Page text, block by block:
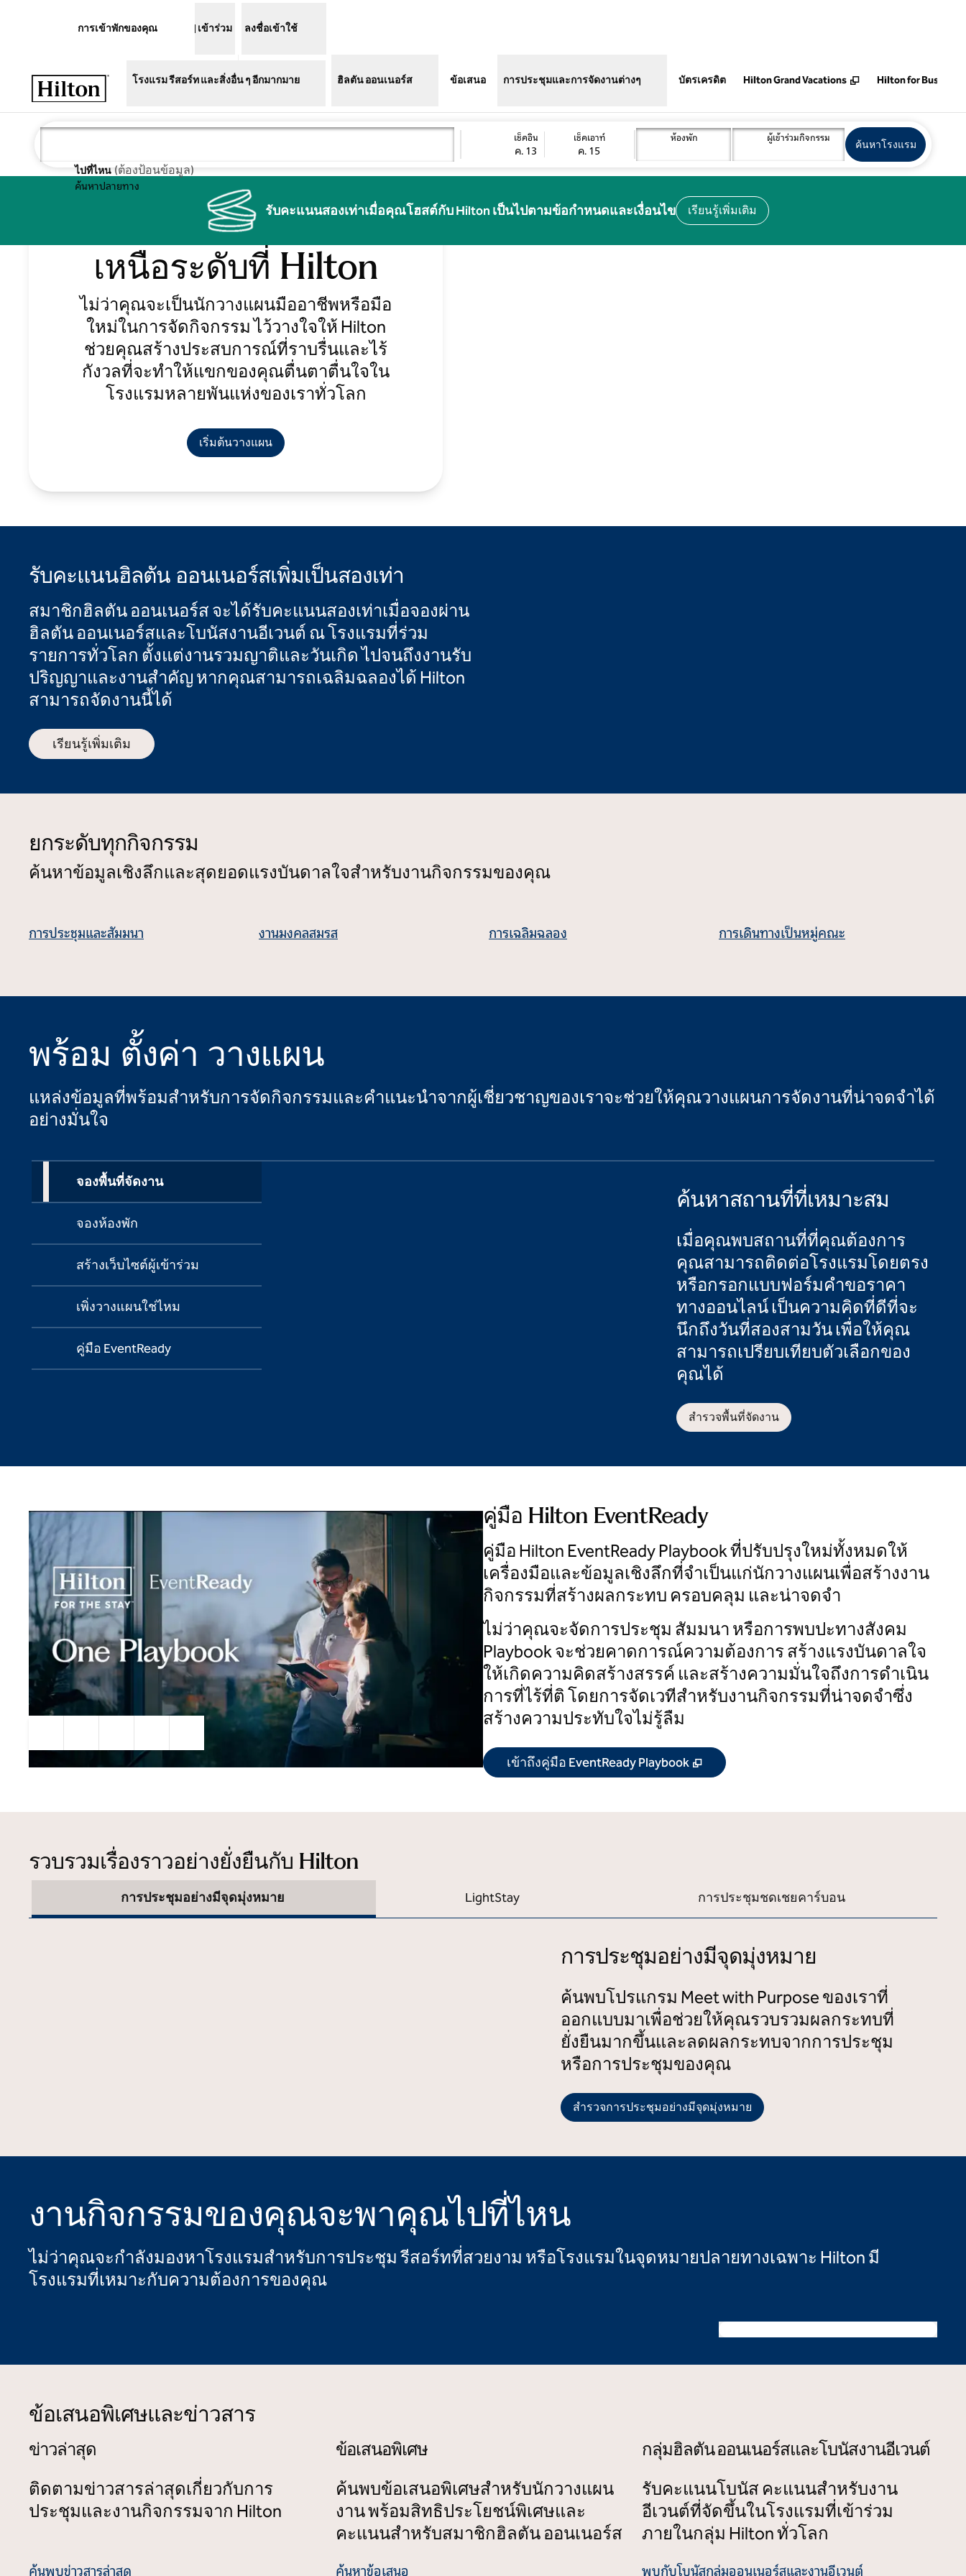
เปิดเมนูการเข้าพักของคุณ เข้าร่วม ลงชื่อเข้าใช้
โรงแรม รีสอร์ท และสิ่งอื่น ๆ อีกมากมาย ฮิลตัน ออนเนอร์ส ข้อเสนอ การประชุมและการจัดงานต่างๆ บัตรเครดิต Hilton Grand Vacations
Hilton for Business
ไปที่ไหน (ต้องป้อนข้อมูล)
ค้นหาปลายทาง
เช็คอิน
ค. 13
เช็คเอาท์
ค. 15
ห้องพัก ผู้เข้าร่วมกิจกรรม
ค้นหาโรงแรม เปิดแท็บใ
ค้นหาโรงแรม
รับคะแนนสองเท่าเมื่อคุณโฮสต์กับ Hilton เป็นไปตามข้อกำหนดและเงื่อนไข เรียนรู้เพิ่มเติม
Arizona Biltmore, LXR Hotels & Resorts
ประสบการณ์อีเวนต์ที่
เหนือระดับที่ Hilton
ไม่ว่าคุณจะเป็นนักวางแผนมืออาชีพหรือมือ
ใหม่ในการจัดกิจกรรม ไว้วางใจให้ Hilton
ช่วยคุณสร้างประสบการณ์ที่ราบรื่นและไร้
กังวลที่จะทําให้แขกของคุณตื่นตาตื่นใจใน
โรงแรมหลายพันแห่งของเราทั่วโลก
เริ่มต้นวางแผน
รับคะแนนฮิลตัน ออนเนอร์สเพิ่มเป็นสองเท่า
สมาชิกฮิลตัน ออนเนอร์ส จะได้รับคะแนนสองเท่าเมื่อจองผ่าน
ฮิลตัน ออนเนอร์สและโบนัสงานอีเวนต์ ณ โรงแรมที่ร่วม
รายการทั่วโลก ตั้งแต่งานรวมญาติและวันเกิด ไปจนถึงงานรับ
ปริญญาและงานสําคัญ หากคุณสามารถเฉลิมฉลองได้ Hilton
สามารถจัดงานนี้ได้
เรียนรู้เพิ่มเติม
ยกระดับทุกกิจกรรม
ค้นหาข้อมูลเชิงลึกและสุดยอดแรงบันดาลใจสําหรับงานกิจกรรมของคุณ
การประชุมและสัมมนา งานมงคลสมรส การเฉลิมฉลอง การเดินทางเป็นหมู่คณะ
พร้อม ตั้งค่า วางแผน
แหล่งข้อมูลที่พร้อมสําหรับการจัดกิจกรรมและคําแนะนําจากผู้เชี่ยวชาญของเราจะช่วยให้คุณวางแผนการจัดงานที่น่าจดจําได้
อย่างมั่นใจ
จองพื้นที่จัดงาน
จองห้องพัก
สร้างเว็บไซต์ผู้เข้าร่วม
เพิ่งวางแผนใช่ไหม
คู่มือ EventReady
ค้นหาสถานที่ที่เหมาะสม
เมื่อคุณพบสถานที่ที่คุณต้องการ
คุณสามารถติดต่อโรงแรมโดยตรง
หรือกรอกแบบฟอร์มคําขอราคา
ทางออนไลน์ เป็นความคิดที่ดีที่จะ
นึกถึงวันที่สองสามวัน เพื่อให้คุณ
สามารถเปรียบเทียบตัวเลือกของ
คุณได้
สํารวจพื้นที่จัดงาน
คู่มือ Hilton EventReady
คู่มือ Hilton EventReady Playbook ที่ปรับปรุงใหม่ทั้งหมดให้
เครื่องมือและข้อมูลเชิงลึกที่จําเป็นแก่นักวางแผนเพื่อสร้างงาน
กิจกรรมที่สร้างผลกระทบ ครอบคลุม และน่าจดจํา
ไม่ว่าคุณจะจัดการประชุม สัมมนา หรือการพบปะทางสังคม
Playbook จะช่วยคาดการณ์ความต้องการ สร้างแรงบันดาลใจ
ให้เกิดความคิดสร้างสรรค์ และสร้างความมั่นใจถึงการดําเนิน
การที่ไร้ที่ติ โดยการจัดเวทีสําหรับงานกิจกรรมที่น่าจดจําซึ่ง
สร้างความประทับใจไม่รู้ลืม
เข้าถึงคู่มือ EventReady Playbook
รวบรวมเรื่องราวอย่างยั่งยืนกับ Hilton
การประชุมอย่างมีจุดมุ่งหมาย LightStay การประชุมชดเชยคาร์บอน
การประชุมอย่างมีจุดมุ่งหมาย
ค้นพบโปรแกรม Meet with Purpose ของเราที่
ออกแบบมาเพื่อช่วยให้คุณรวบรวมผลกระทบที่
ยั่งยืนมากขึ้นและลดผลกระทบจากการประชุม
หรือการประชุมของคุณ
สํารวจการประชุมอย่างมีจุดมุ่งหมาย
งานกิจกรรมของคุณจะพาคุณไปที่ไหน
ไม่ว่าคุณจะกําลังมองหาโรงแรมสําหรับการประชุม รีสอร์ทที่สวยงาม หรือโรงแรมในจุดหมายปลายทางเฉพาะ Hilton มี
โรงแรมที่เหมาะกับความต้องการของคุณ
ข้อเสนอพิเศษและข่าวสาร
ข่าวล่าสุด
ติดตามข่าวสารล่าสุดเกี่ยวกับการ
ประชุมและงานกิจกรรมจาก Hilton
ค้นพบข่าวสารล่าสุด
ข้อเสนอพิเศษ
ค้นพบข้อเสนอพิเศษสําหรับนักวางแผน
งาน พร้อมสิทธิประโยชน์พิเศษและ
คะแนนสําหรับสมาชิกฮิลตัน ออนเนอร์ส
ค้นหาข้อเสนอ
กลุ่มฮิลตัน ออนเนอร์สและโบนัสงานอีเวนต์
รับคะแนนโบนัส คะแนนสําหรับงาน
อีเวนต์ที่จัดขึ้นในโรงแรมที่เข้าร่วม
ภายในกลุ่ม Hilton ทั่วโลก
พบกับโบนัสกลุ่มออนเนอร์สและงานอีเวนต์